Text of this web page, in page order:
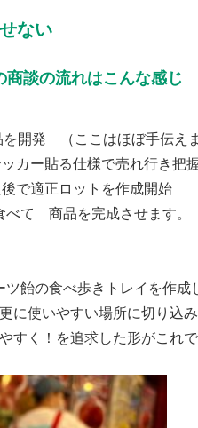
ない
談の流れはこんな感じ
開発 （ここはほぼ手伝え
ー貼る仕様で売れ行き把
適正ロットを作成開始
て 商品を完成させます。
飴の食べ歩きトレイを作成
に使いやすい場所に切り込み
すく！を追求した形がこれで